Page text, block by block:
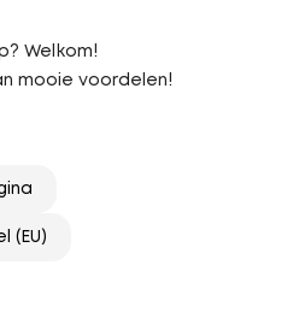
Welkom!
mooie voordelen!
(EU)